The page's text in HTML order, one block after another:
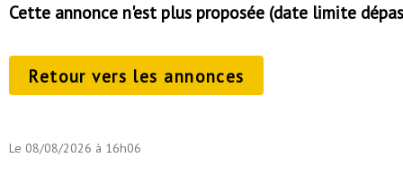
Cette annonce n'est plus proposée (date limite
Retour vers les annonces
Le 08/08/2026 à 16h06